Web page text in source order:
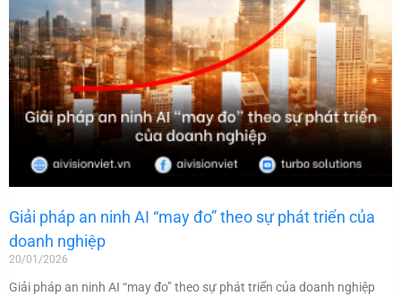
Giải pháp an ninh AI “may đo” theo sự phát triển của
doanh nghiệp
20/01/2026
Giải pháp an ninh AI “may đo” theo sự phát triển của doanh nghiệp